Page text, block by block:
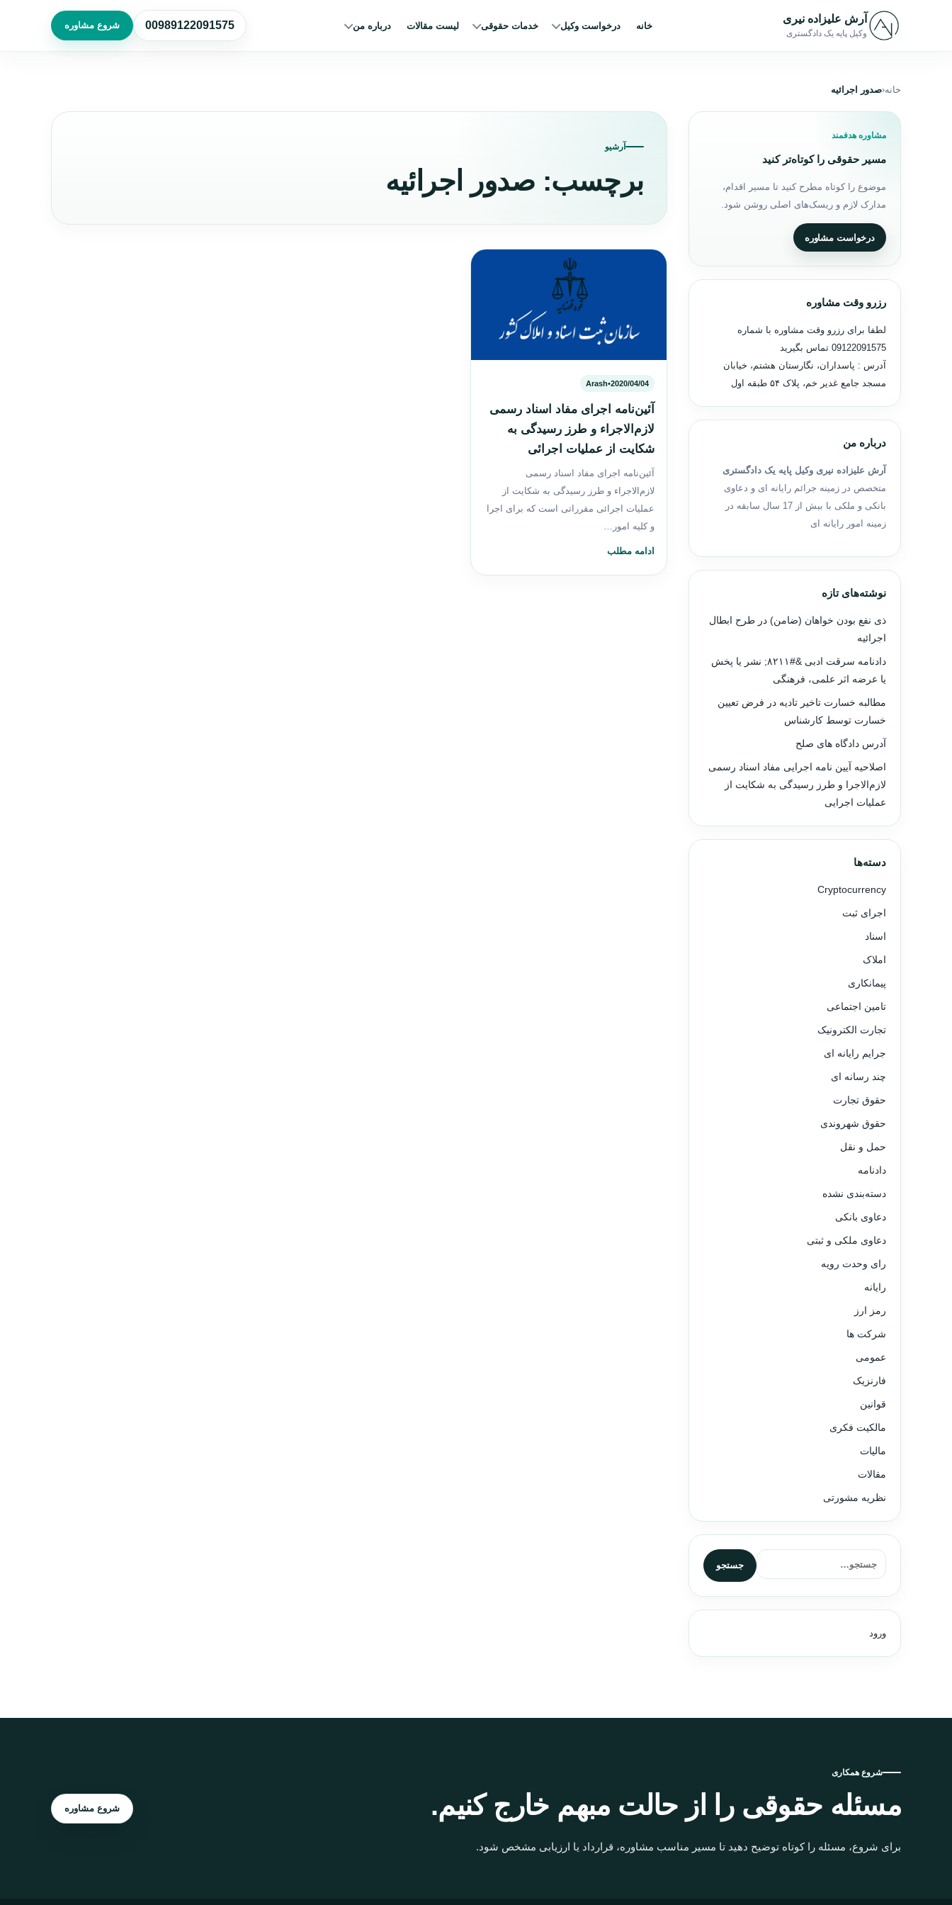
پرش به محتوا
آرش علیزاده نیری
وکیل پایه یک دادگستری
خانه درخواست وکیل خدمات حقوقی لیست مقالات درباره من 00989122091575 شروع مشاوره
خانه صدور اجرائیه
آرشیو
برچسب: صدور اجرائیه
2020/04/04
•
Arash
آئین‌نامه اجرای مفاد اسناد رسمی
لازم‌الاجراء و طرز رسیدگی به
شکایت از عملیات اجرائی
آئین‌نامه اجرای مفاد اسناد رسمی
لازم‌الاجراء و طرز رسیدگی به شکایت از
عملیات اجرائی مقرراتی است که برای اجرا
و کلیه امور…
ادامه مطلب
مشاوره هدفمند
مسیر حقوقی را کوتاه‌تر کنید
موضوع را کوتاه مطرح کنید تا مسیر اقدام،
مدارک لازم و ریسک‌های اصلی روشن شود.
درخواست مشاوره
رزرو وقت مشاوره
لطفا برای رزرو وقت مشاوره با شماره
09122091575 تماس بگیرید
آدرس : پاسداران، نگارستان هشتم، خیابان
مسجد جامع غدیر خم، پلاک ۵۴ طبقه اول
درباره من
آرش علیزاده نیری وکیل پایه یک دادگستری
متخصص در زمینه جرائم رایانه ای و دعاوی
بانکی و ملکی با بیش از 17 سال سابقه در
زمینه امور رایانه ای
نوشته‌های تازه
ذی نفع بودن خواهان (ضامن) در طرح ابطال
اجرائیه
دادنامه سرقت ادبی &#۸۲۱۱; نشر یا پخش
یا عرضه اثر علمی، فرهنگی
مطالبه خسارت تاخیر تادیه در فرض تعیین
خسارت توسط کارشناس
آدرس دادگاه های صلح
اصلاحیه آیین نامه اجرایی مفاد اسناد رسمی
لازم‌الاجرا و طرز رسیدگی به شکایت از
عملیات اجرایی
دسته‌ها
Cryptocurrency
اجرای ثبت
اسناد
املاک
پیمانکاری
تامین اجتماعی
تجارت الکترونیک
جرایم رایانه ای
چند رسانه ای
حقوق تجارت
حقوق شهروندی
حمل و نقل
دادنامه
دسته‌بندی نشده
دعاوی بانکی
دعاوی ملکی و ثبتی
رای وحدت رویه
رایانه
رمز ارز
شرکت ها
عمومی
فارنزیک
قوانین
مالکیت فکری
مالیات
مقالات
نظریه مشورتی
جستجو برای:
جستجو
ورود
شروع همکاری
مسئله حقوقی را از حالت مبهم خارج کنیم.
برای شروع، مسئله را کوتاه توضیح دهید تا مسیر مناسب مشاوره، قرارداد یا ارزیابی مشخص شود.
شروع مشاوره